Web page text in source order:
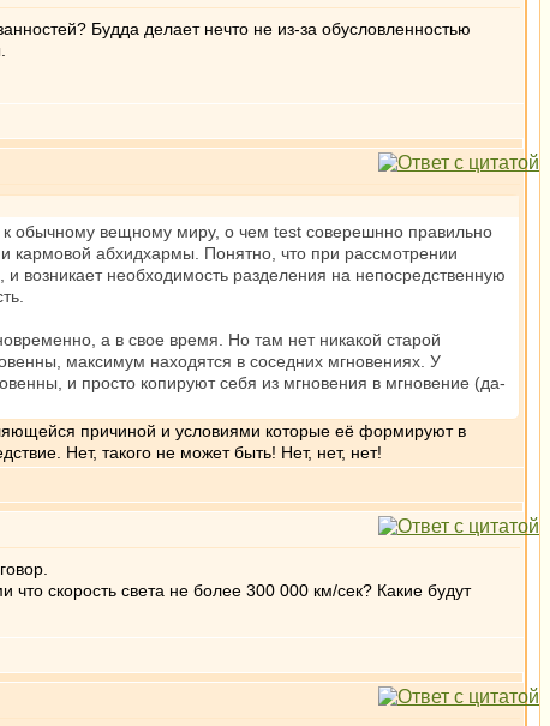
Будда делает нечто не из-за обусловленностью
обычному вещному миру, о чем test соверешнно правильно
кармовой абхидхармы. Понятно, что при рассмотрении
возникает необходимость разделения на непосредственную
а в свое время. Но там нет никакой старой
максимум находятся в соседних мгновениях. У
и просто копируют себя из мгновения в мгновение (да-
причиной и условиями которые её формируют в
Нет, такого не может быть! Нет, нет, нет!
скорость света не более 300 000 км/сек? Какие будут